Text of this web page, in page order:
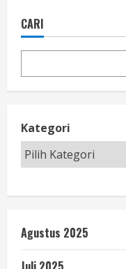
CARI
Kategori
Agustus 2025